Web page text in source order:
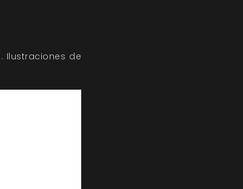
Ilustraciones de